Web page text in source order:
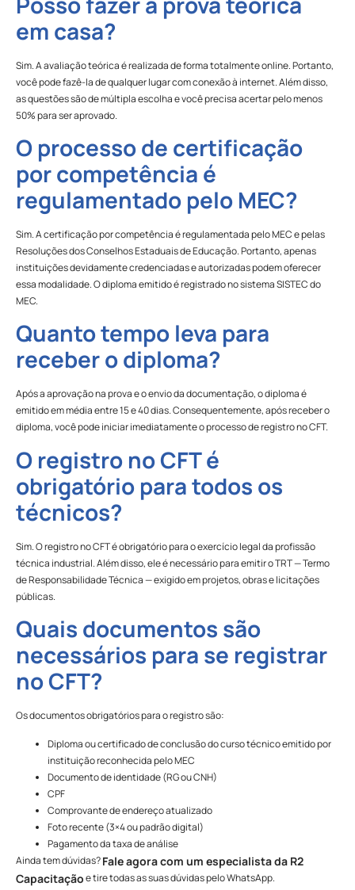
em casa?
Sim. A avaliação teórica é realizada de forma totalmente online. Portanto,
você pode fazê-la de qualquer lugar com conexão à internet. Além disso,
as questões são de múltipla escolha e você precisa acertar pelo menos
50% para ser aprovado.
O processo de certificação
por competência é
regulamentado pelo MEC?
Sim. A certificação por competência é regulamentada pelo MEC e pelas
Resoluções dos Conselhos Estaduais de Educação. Portanto, apenas
instituições devidamente credenciadas e autorizadas podem oferecer
essa modalidade. O diploma emitido é registrado no sistema SISTEC do
MEC.
Quanto tempo leva para
receber o diploma?
Após a aprovação na prova e o envio da documentação, o diploma é
emitido em média entre 15 e 40 dias. Consequentemente, após receber o
diploma, você pode iniciar imediatamente o processo de registro no CFT.
O registro no CFT é
obrigatório para todos os
técnicos?
Sim. O registro no CFT é obrigatório para o exercício legal da profissão
técnica industrial. Além disso, ele é necessário para emitir o TRT — Termo
de Responsabilidade Técnica — exigido em projetos, obras e licitações
públicas.
Quais documentos são
necessários para se registrar
no CFT?
Os documentos obrigatórios para o registro são:
Diploma ou certificado de conclusão do curso técnico emitido por
instituição reconhecida pelo MEC
Documento de identidade (RG ou CNH)
CPF
Comprovante de endereço atualizado
Foto recente (3×4 ou padrão digital)
Pagamento da taxa de análise
Ainda tem dúvidas?Fale agora com um especialista da R2
Capacitaçãoe tire todas as suas dúvidas pelo WhatsApp.